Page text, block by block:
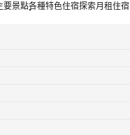
要景點各種特色住宿探索月租住宿